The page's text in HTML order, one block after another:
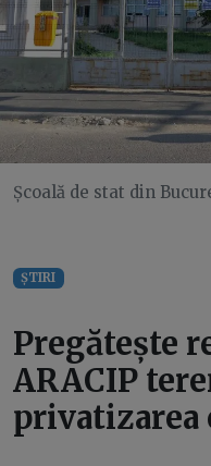
Școală de stat din
ȘTIRI
Pregătește
ARACIP
privatizarea